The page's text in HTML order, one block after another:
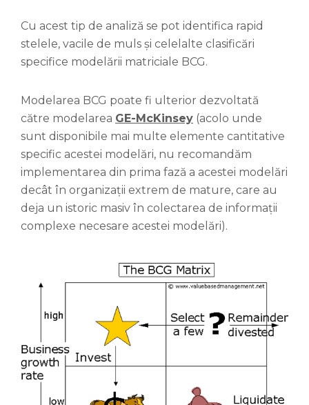
Cu acest tip de analiză se pot identifica rapid
stelele, vacile de muls și celelalte clasificări
specifice modelării matriciale BCG.
Modelarea BCG poate fi ulterior dezvoltată
către modelarea GE-McKinsey (acolo unde
sunt disponibile mai multe elemente cantitative
specific acestei modelări, nu recomandăm
implementarea din prima fază a acestei modelări
decât în organizații extrem de mature, care au
deja un istoric masiv în colectarea de informații
complexe necesare acestei modelări).